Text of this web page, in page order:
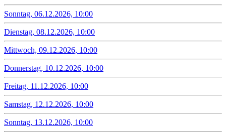
Sonntag, 06.12.2026, 10:00
Dienstag, 08.12.2026, 10:00
Mittwoch, 09.12.2026, 10:00
Donnerstag, 10.12.2026, 10:00
Freitag, 11.12.2026, 10:00
Samstag, 12.12.2026, 10:00
Sonntag, 13.12.2026, 10:00